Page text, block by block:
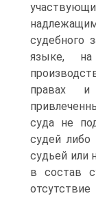
судебного
языке,
правах
суда не
судей
судьей или
в состав